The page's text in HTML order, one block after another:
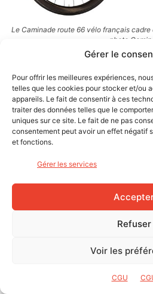
Gérer le
Pour offrir les meilleures expériences,
telles que les cookies pour stocker et/ou
appareils. Le fait de consentir à ces
traiter des données telles que le
uniques sur ce site. Le fait de ne pas
consentement peut avoir un effet négatif
et fonctions.
Gérer les services
Refuser
Voir les
CGU
Le Caminade route 66 vélo français
– photo
lourd que les autres matériaux.
Pour palier à cela on utilise
sont des tubes de
augmente ainsi la rigidité en
on baisse le poids en ayant
fabrication et aussi plus cher.
Les tubes sont reliés entre eux